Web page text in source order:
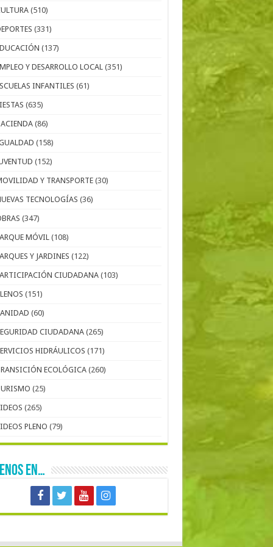
(510)
(331)
(137)
Y DESARROLLO LOCAL (351)
INFANTILES (61)
(635)
(86)
(158)
(152)
Y TRANSPORTE (30)
TECNOLOGÍAS (36)
(347)
MÓVIL (108)
Y JARDINES (122)
CIUDADANA (103)
(151)
(60)
CIUDADANA (265)
HIDRÁULICOS (171)
ECOLÓGICA (260)
(25)
(265)
PLENO (79)
EN…